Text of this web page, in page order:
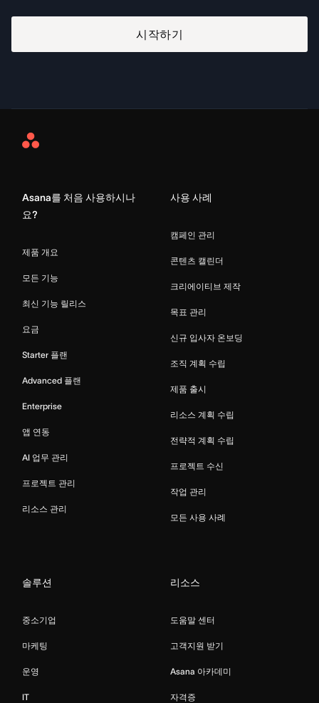
시작하기
Asana
Asana를 처음 사용하시나
요?
제품 개요
모든 기능
최신 기능 릴리스
요금
Starter 플랜
Advanced 플랜
Enterprise
앱 연동
AI 업무 관리
프로젝트 관리
리소스 관리
사용 사례
캠페인 관리
콘텐츠 캘린더
크리에이티브 제작
목표 관리
신규 입사자 온보딩
조직 계획 수립
제품 출시
리소스 계획 수립
전략적 계획 수립
프로젝트 수신
작업 관리
모든 사용 사례
솔루션
중소기업
마케팅
운영
IT
리소스
도움말 센터
고객지원 받기
Asana 아카데미
자격증